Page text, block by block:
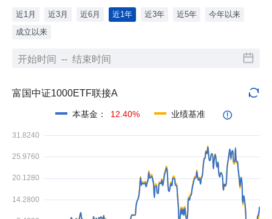
近1月 近3月 近6月 近1年 近3年 近5年
今年以来
成立以来
富国中证1000ETF联接A
本基金 ： 12.40% 业绩基准